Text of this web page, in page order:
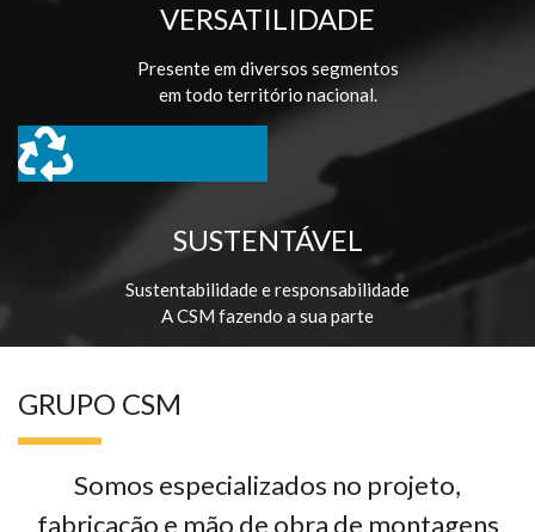
VERSATILIDADE
Presente em diversos segmentos
em todo território nacional.
SUSTENTÁVEL
Sustentabilidade e responsabilidade
A CSM fazendo a sua parte
GRUPO CSM
Somos especializados no projeto,
fabricação e mão de obra de montagens